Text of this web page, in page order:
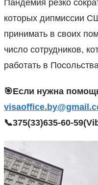
Пандемия резко
которых дипмиссии
принимать в своих
число сотрудников,
работать в
🎯Если нужна
📞375(33)635-60-